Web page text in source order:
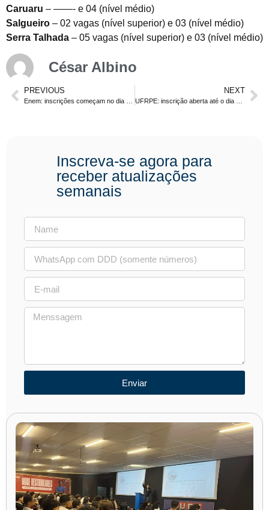
Caruaru – ——- e 04 (nível médio)
Salgueiro – 02 vagas (nível superior) e 03 (nível médio)
Serra Talhada – 05 vagas (nível superior) e 03 (nível médio)
César Albino
PREVIOUS NEXT
Inscreva-se agora para
receber atualizações
semanais
Enviar